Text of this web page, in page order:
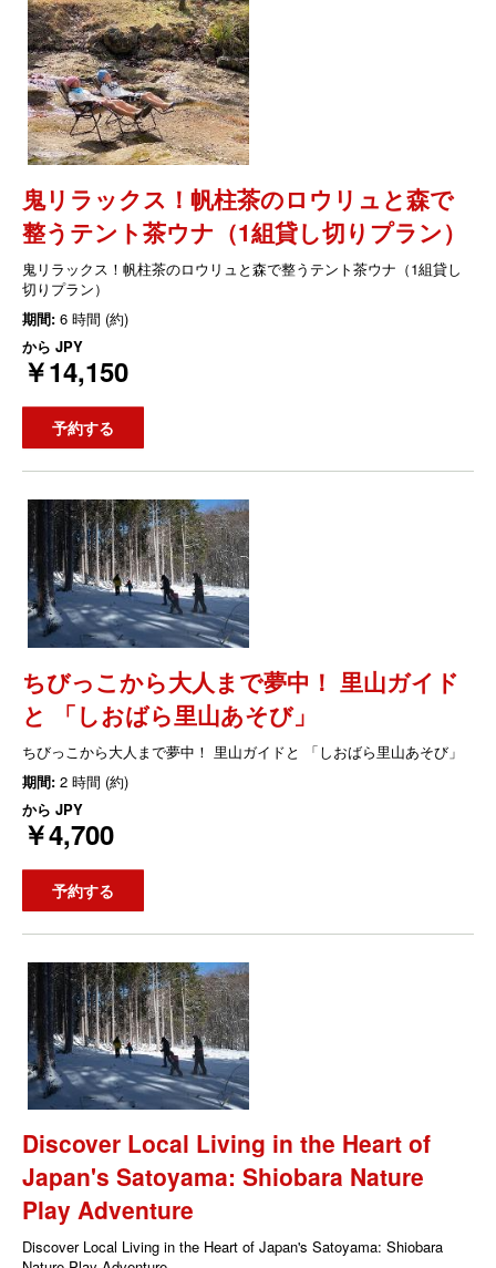
鬼リラックス！帆柱茶のロウリュと森で
整うテント茶ウナ（1組貸し切りプラン）
鬼リラックス！帆柱茶のロウリュと森で整うテント茶ウナ（1組貸し
切りプラン）
期間: 6 時間 (約)
から JPY
￥14,150
予約する
ちびっこから大人まで夢中！ 里山ガイド
と 「しおばら里山あそび」
ちびっこから大人まで夢中！ 里山ガイドと 「しおばら里山あそび」
期間: 2 時間 (約)
から JPY
￥4,700
予約する
Discover Local Living in the Heart of
Japan's Satoyama: Shiobara Nature
Play Adventure
Discover Local Living in the Heart of Japan's Satoyama: Shiobara